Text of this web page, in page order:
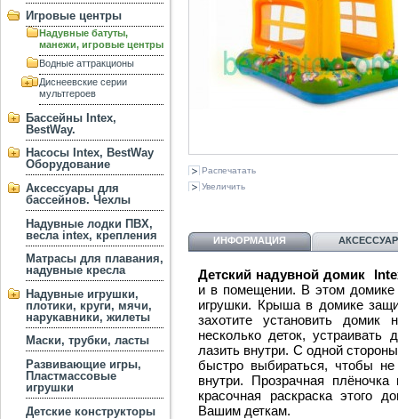
Игровые центры
Надувные батуты,
манежи, игровые центры
Водные аттракционы
Диснеевские серии
мультгероев
Бассейны Intex,
BestWay.
Насосы Intex, BestWay
Оборудование
Аксессуары для
бассейнов. Чехлы
Надувные лодки ПВХ,
весла intex, крепления
Матрасы для плавания,
надувные кресла
Надувные игрушки,
плотики, круги, мячи,
нарукавники, жилеты
Маски, трубки, ласты
Развивающие игры,
Пластмассовые
игрушки
Детские конструкторы
Распечатать
Увеличить
ИНФОРМАЦИЯ
Детский надувной домик
и в помещении. В этом домике
игрушки. Крыша в домике
захотите установить
несколько деток, устраивать
лазить внутри. С одной
быстро выбираться, чтобы
внутри. Прозрачная
красочная раскраска этого
Вашим деткам.